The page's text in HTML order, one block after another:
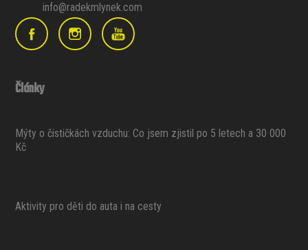
info@radekmlynek.com
Články
Mýty o čističkách vzduchu: Co jsem zjistil po 5 letech a 30 000
Kč
Aktivity pro děti do auta i na cesty